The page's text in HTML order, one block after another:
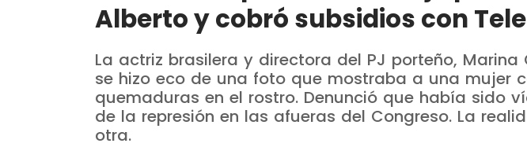
Alberto y cobró subsidios con
La actriz brasilera y directora del PJ porteño, Marina
se hizo eco de una foto que mostraba a una mujer
quemaduras en el rostro. Denunció que había sido
de la represión en las afueras del Congreso. La
otra.